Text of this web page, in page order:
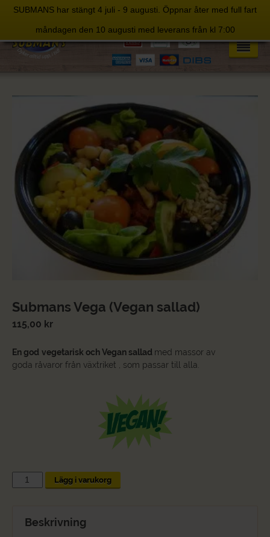
SUBMANS har stängt 4 juli - 9 augusti. Öppnar åter med full fart
måndagen den 10 augusti med leverans från kl 7:00
to
content
Submans Vega (Vegan sallad)
115,00 kr
En god vegetarisk och Vegan sallad med massor av
goda råvaror från växtriket , som passar till alla.
Submans
Vega
mängd
Lägg i varukorg
Beskrivning